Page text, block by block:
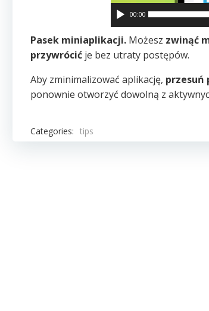
00:00
Pasek miniaplikacji. Możesz zwinąć
przywrócić je bez utraty postępów.
Aby zminimalizować aplikację, przesuń
ponownie otworzyć dowolną z
Categories: tips